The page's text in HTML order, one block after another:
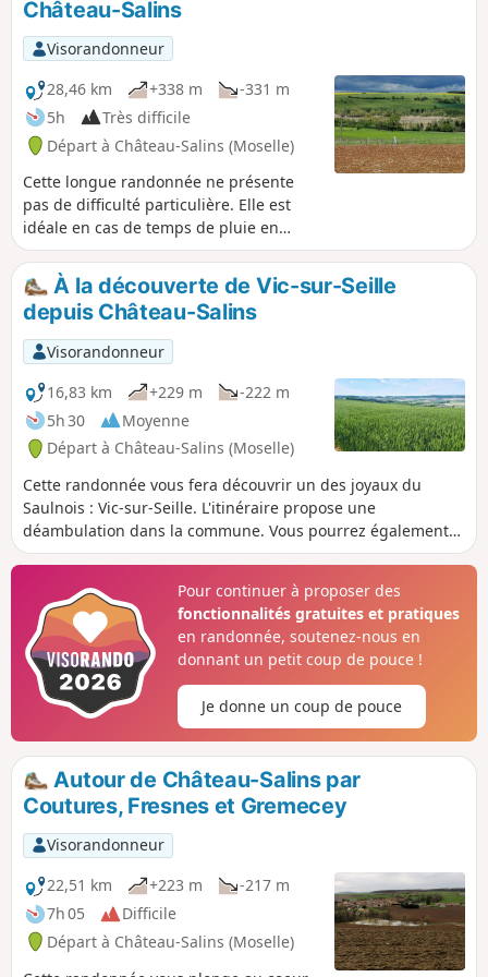
Château-Salins
Visorandonneur
28,46 km
+338 m
-331 m
5h
Très difficile
Départ à Château-Salins (Moselle)
Cette longue randonnée ne présente
pas de difficulté particulière. Elle est
idéale en cas de temps de pluie en
empruntant quasi exclusivement de
petites routes vicinales peu fréquentées
ou des routes forestières empierrées.
Vous découvrirez trois villages typiques
du saulnois et quelques panoramas de
toute beauté.
À la découverte de Vic-sur-Seille
depuis Château-Salins
Visorandonneur
16,83 km
+229 m
-222 m
5h 30
Moyenne
Départ à Château-Salins (Moselle)
Cette randonnée vous fera découvrir un des joyaux du
Saulnois : Vic-sur-Seille. L'itinéraire propose une
déambulation dans la commune. Vous pourrez également
profiter de panoramas exceptionnels en particulier depuis
Pour continuer à proposer des
fonctionnalités gratuites et pratiques
en randonnée, soutenez-nous en
donnant un petit coup de pouce !
Je donne un coup de pouce
Autour de Château-Salins par
Coutures, Fresnes et Gremecey
Visorandonneur
22,51 km
+223 m
-217 m
7h 05
Difficile
Départ à Château-Salins (Moselle)